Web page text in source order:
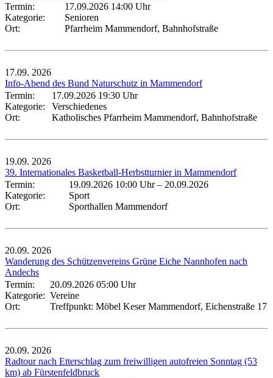
Termin:
17.09.2026 14:00 Uhr
Kategorie:
Senioren
Ort:
Pfarrheim Mammendorf, Bahnhofstraße
17.09. 2026
Info-Abend des Bund Naturschutz in Mammendorf
Termin:
17.09.2026 19:30 Uhr
Kategorie:
Verschiedenes
Ort:
Katholisches Pfarrheim Mammendorf, Bahnhofstraße
19.09. 2026
39. Internationales Basketball-Herbstturnier in Mammendorf
Termin:
19.09.2026 10:00 Uhr– 20.09.2026
Kategorie:
Sport
Ort:
Sporthallen Mammendorf
20.09. 2026
Wanderung des Schützenvereins Grüne Eiche Nannhofen nach
Andechs
Termin:
20.09.2026 05:00 Uhr
Kategorie: Vereine
Ort:
Treffpunkt: Möbel Keser Mammendorf, Eichenstraße 17
20.09. 2026
Radtour nach Etterschlag zum freiwilligen autofreien Sonntag (53
km) ab Fürstenfeldbruck